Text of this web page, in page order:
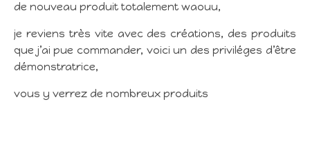
de nouveau produit totalement waouu,
je reviens très vite avec des créations, des produits
que j’ai pue commander, voici un des priviléges d’être
démonstratrice,
vous y verrez de nombreux produits